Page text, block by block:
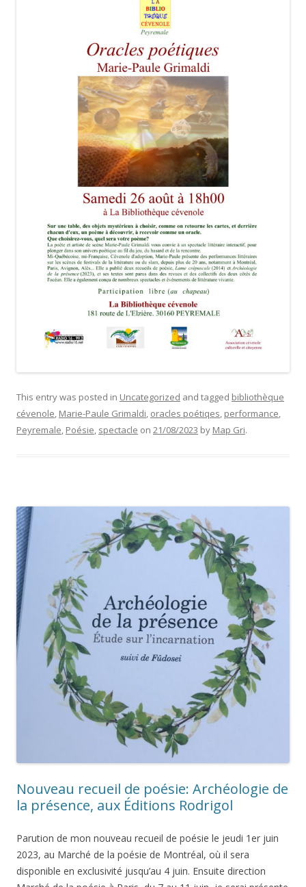
This entry was posted in Uncategorized and tagged bibliothèque
cévenole, Marie-Paule Grimaldi, oracles poétiqes, performance,
Peyremale, Poésie, spectacle on 21/08/2023 by Map Gri.
Nouveau recueil de poésie: Archéologie de
la présence, aux Éditions Rodrigol
Parution de mon nouveau recueil de poésie le jeudi 1er juin
2023, au Marché de la poésie de Montréal, où il sera
disponible en exclusivité jusqu’au 4 juin. Ensuite direction